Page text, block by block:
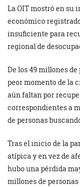
La OIT mostró en su
económico
insuficiente para
regional de
De los 49 millones
peor momento de la
aún faltan por
correspondientes a
de personas
Tras el inicio de la
atípica y en vez de
hubo una pérdida
millones de